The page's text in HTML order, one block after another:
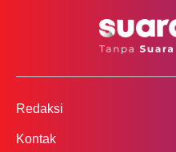
Redaksi
Kontak